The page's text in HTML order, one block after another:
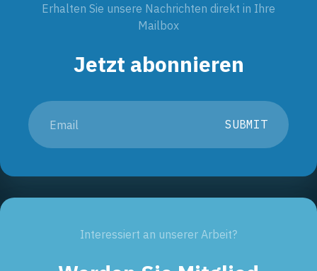
Erhalten Sie unsere Nachrichten direkt in Ihre
Mailbox
Jetzt abonnieren
SUBMIT
Interessiert an unserer Arbeit?